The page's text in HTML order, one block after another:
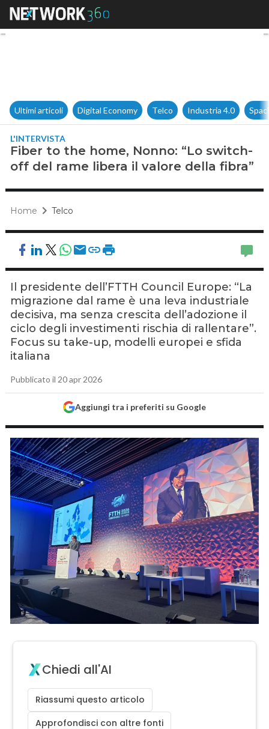
Fiber to the home, Nonno:
Ultimi articoli Digital Economy Telco Industria 4.0
L'INTERVISTA
Fiber to the home, Nonno: “Lo switch-
off del rame libera il valore della fibra”
Home Telco
Il presidente dell’FTTH Council Europe: “La
migrazione dal rame è una leva industriale
decisiva, ma senza crescita dell’adozione il
ciclo degli investimenti rischia di rallentare”.
Focus su take-up, modelli europei e sfida
italiana
Pubblicato il 20 apr 2026
Aggiungi tra i preferiti su Google
Chiedi all'AI
Riassumi questo articolo
Approfondisci con altre fonti